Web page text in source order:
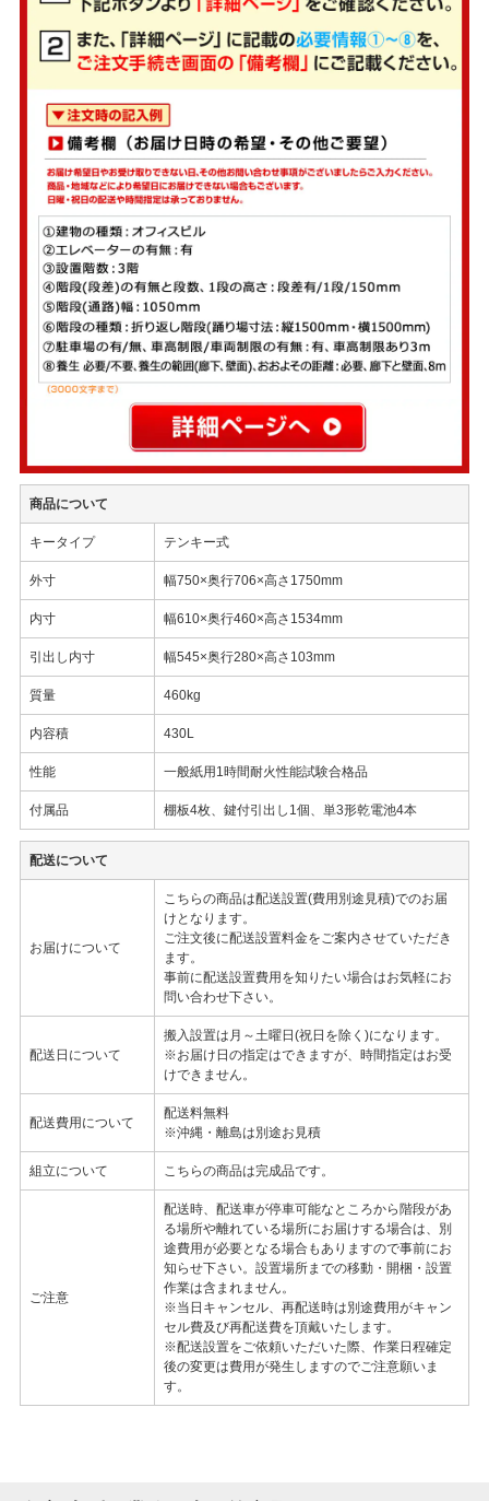
商品について
キータイプ テンキー式
外寸 幅750×奥行706×高さ1750mm
内寸 幅610×奥行460×高さ1534mm
引出し内寸 幅545×奥行280×高さ103mm
質量 460kg
内容積 430L
性能 一般紙用1時間耐火性能試験合格品
付属品 棚板4枚、鍵付引出し1個、単3形乾電池4本
配送について
お届けについて
こちらの商品は配送設置(費用別途見積)でのお届
けとなります。
ご注文後に配送設置料金をご案内させていただき
ます。
事前に配送設置費用を知りたい場合はお気軽にお
問い合わせ下さい。
配送日について
搬入設置は月～土曜日(祝日を除く)になります。
※お届け日の指定はできますが、時間指定はお受
けできません。
配送費用について
配送料無料
※沖縄・離島は別途お見積
組立について こちらの商品は完成品です。
ご注意
配送時、配送車が停車可能なところから階段があ
る場所や離れている場所にお届けする場合は、別
途費用が必要となる場合もありますので事前にお
知らせ下さい。設置場所までの移動・開梱・設置
作業は含まれません。
※当日キャンセル、再配送時は別途費用がキャン
セル費及び再配送費を頂戴いたします。
※配送設置をご依頼いただいた際、作業日程確定
後の変更は費用が発生しますのでご注意願いま
す。